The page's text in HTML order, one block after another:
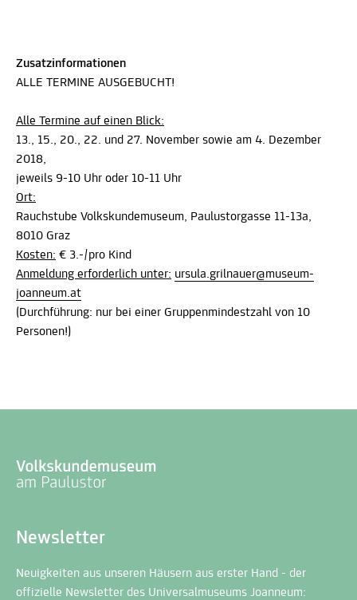
Zusatzinformationen
ALLE TERMINE AUSGEBUCHT!
Alle Termine auf einen Blick:
13., 15., 20., 22. und 27. November sowie am 4. Dezember
2018,
jeweils 9-10 Uhr oder 10-11 Uhr
Ort:
Rauchstube Volkskundemuseum, Paulustorgasse 11-13a,
8010 Graz
Kosten: € 3.-/pro Kind
Anmeldung erforderlich unter: ursula.grilnauer@museum-
joanneum.at
(Durchführung: nur bei einer Gruppenmindestzahl von 10
Personen!)
Newsletter
Neuigkeiten aus unseren Häusern aus erster Hand - der
offizielle Newsletter des Universalmuseums Joanneum: